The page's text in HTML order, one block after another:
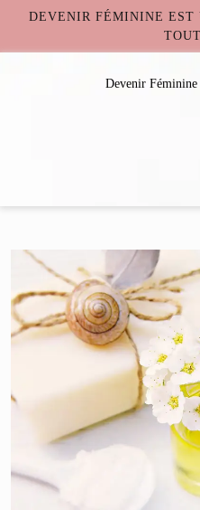
DEVENIR FÉMININE EST
Devenir Féminine